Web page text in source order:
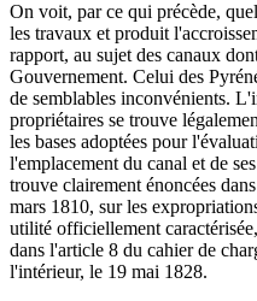
On voit, par ce qui précède,
les travaux et produit
rapport, au sujet des canaux
Gouvernement. Celui des
de semblables inconvénients.
propriétaires se trouve
les bases adoptées pour
l'emplacement du canal et de
trouve clairement énoncées
mars 1810, sur les
utilité officiellement
dans l'article 8 du cahier de
l'intérieur, le 19 mai 1828.